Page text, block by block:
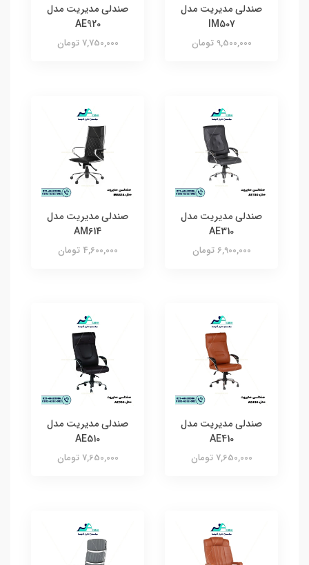
صندلی مدیریت مدل
IM507
9,500,000 تومان
صندلی مدیریت مدل
AE920
7,750,000 تومان
صندلی مدیریت مدل
AE310
6,900,000 تومان
صندلی مدیریت مدل
AM614
4,600,000 تومان
صندلی مدیریت مدل
AE410
7,650,000 تومان
صندلی مدیریت مدل
AE510
7,650,000 تومان